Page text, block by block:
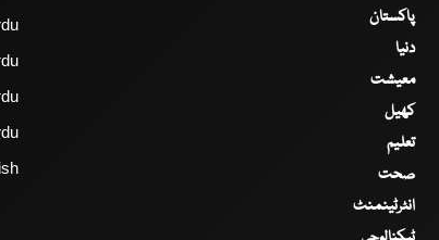
پاکستان
دنیا
معیشت
کھیل
تعلیم
صحت
انٹرٹینمنٹ